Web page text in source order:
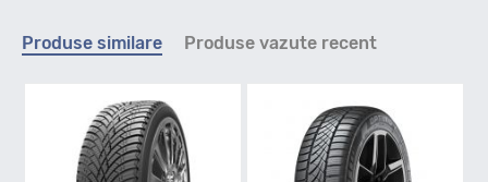
Indice viteza
T - max 190km/h
Indice greutate
Produse similare Produse vazute recent